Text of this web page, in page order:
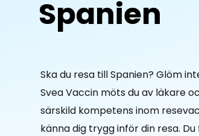
Spanien
Ska du resa till Spanien? Glöm
Svea Vaccin möts du av läkare
särskild kompetens inom
känna dig trygg inför din resa.